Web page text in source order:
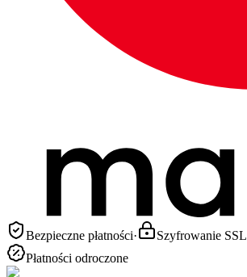
Bezpieczne płatności· Szyfrowanie SSL
Płatności odroczone